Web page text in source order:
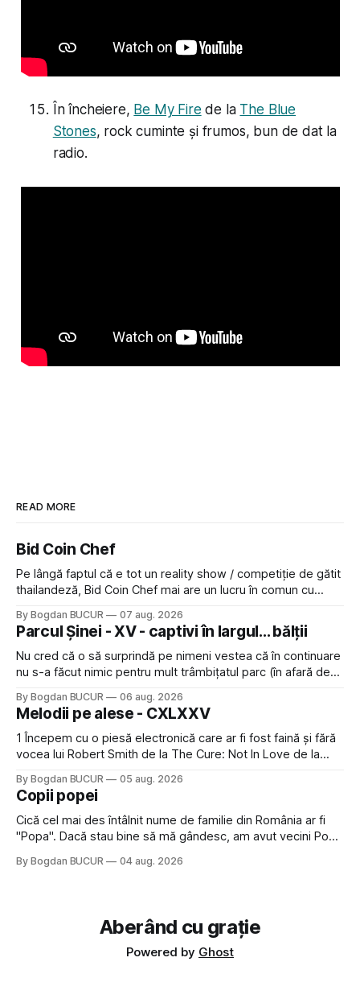
În încheiere, Be My Fire de la The Blue
Stones, rock cuminte și frumos, bun de dat la
radio.
READ MORE
Bid Coin Chef
Pe lângă faptul că e tot un reality show / competiție de gătit
thailandeză, Bid Coin Chef mai are un lucru în comun cu
lăsat rece la prima vedere, după care m-a făcut să mă
îndrăgostesc de el. Nu mi-a plăcut faptul
By Bogdan BUCUR 07 aug. 2026
Parcul Șinei - XV - captivi în largul... bălții
Nu cred că o să surprindă pe nimeni vestea că în continuare
nu s-a făcut nimic pentru mult trâmbițatul parc (în afară de
timp pui și latră prin gard la lumea care trece prin zonă). Am
avut, în schimb, o belea
By Bogdan BUCUR 06 aug. 2026
Melodii pe alese - CXLXXV
1 Începem cu o piesă electronică care ar fi fost faină și fără
vocea lui Robert Smith de la The Cure: Not In Love de la
a dovedit că jumătatea masculină a acelui duo era cam
dubioasă...) 2. Băgăm la
By Bogdan BUCUR 05 aug. 2026
Copii popei
Cică cel mai des întâlnit nume de familie din România ar fi
"Popa". Dacă stau bine să mă gândesc, am avut vecini Popa
Dexonline spune de etimologia termenului de popă că ar
By Bogdan BUCUR 04 aug. 2026
Aberând cu grație
Powered by Ghost